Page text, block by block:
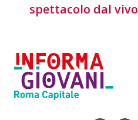
spettacolo dal vivo